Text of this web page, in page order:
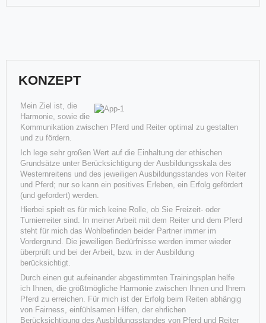
Stacey ("Flescholena") ist da
Am 24. April ist Fohlen Nr. 3 aus unserer Stute "Just for Flesch"
(Shania) auf die Welt gekommen - ein kleine Kraftpaket
Weiterlesen
neues Zuhause, neue Perspektiven, neue Horizonte ..
Und plötzlich weißt Du:Es ist Zeit, etwas Neueszu beginnen, und dem
Zauberdes Anfangs zu vertrauen.Mut zur FreiheitDie F
Weiterlesen
KONZEPT
Mein Ziel ist, die
Harmonie, sowie die
Kommunikation zwischen Pferd und Reiter optimal zu gestalten
und zu fördern.
Ich lege sehr großen Wert auf die Einhaltung der ethischen
Grundsätze unter Berücksichtigung der Ausbildungsskala des
Westernreitens und des jeweiligen Ausbildungsstandes von Reiter
und Pferd; nur so kann ein positives Erleben, ein Erfolg gefördert
(und gefordert) werden.
Hierbei spielt es für mich keine Rolle, ob Sie Freizeit- oder
Turnierreiter sind. In meiner Arbeit mit dem Reiter und dem Pferd
steht für mich das Wohlbefinden beider Partner immer im
Vordergrund. Die jeweiligen Bedürfnisse werden immer wieder
überprüft und bei der Arbeit, bzw. in der Ausbildung
berücksichtigt.
Durch einen gut aufeinander abgestimmten Trainingsplan helfe
ich Ihnen, die größtmögliche Harmonie zwischen Ihnen und Ihrem
Pferd zu erreichen. Für mich ist der Erfolg beim Reiten abhängig
von Fairness, einfühlsamen Hilfen, der ehrlichen
Berücksichtigung des Ausbildungsstandes von Pferd und Reiter